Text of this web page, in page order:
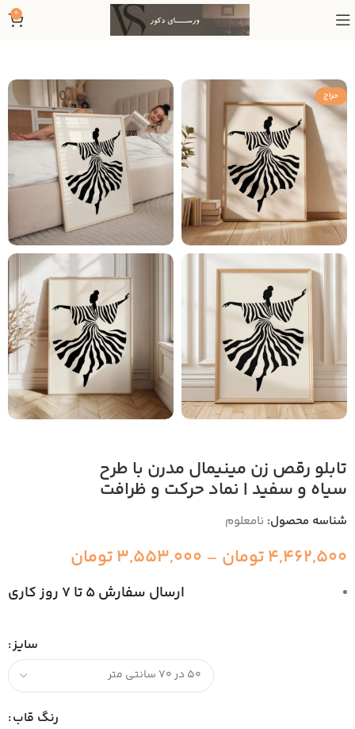
0
حراج
تابلو رقص زن مینیمال مدرن با طرح
سیاه و سفید | نماد حرکت و ظرافت
شناسه محصول: نامعلوم
4,462,500تومان –
3,553,000تومان
ارسال سفارش 5 تا 7 روز کاری
سایز
رنگ قاب